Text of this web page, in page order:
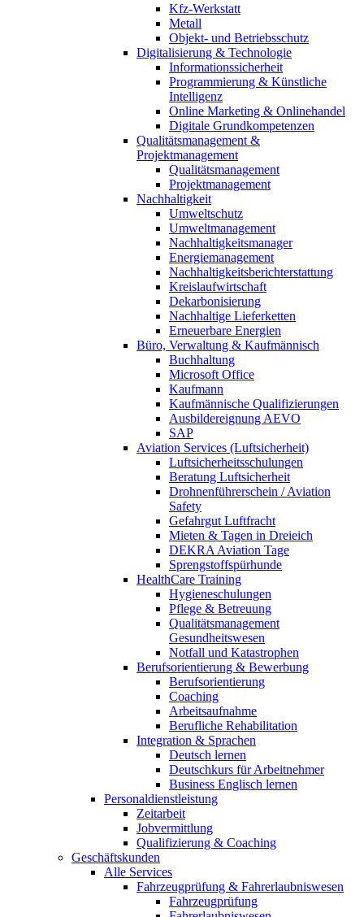
Kfz-Werkstatt
Metall
Objekt- und Betriebsschutz
Digitalisierung & Technologie
Informationssicherheit
Programmierung & Künstliche
Intelligenz
Online Marketing & Onlinehandel
Digitale Grundkompetenzen
Qualitätsmanagement &
Projektmanagement
Qualitätsmanagement
Projektmanagement
Nachhaltigkeit
Umweltschutz
Umweltmanagement
Nachhaltigkeitsmanager
Energiemanagement
Nachhaltigkeitsberichterstattung
Kreislaufwirtschaft
Dekarbonisierung
Nachhaltige Lieferketten
Erneuerbare Energien
Büro, Verwaltung & Kaufmännisch
Buchhaltung
Microsoft Office
Kaufmann
Kaufmännische Qualifizierungen
Ausbildereignung AEVO
SAP
Aviation Services (Luftsicherheit)
Luftsicherheitsschulungen
Beratung Luftsicherheit
Drohnenführerschein / Aviation
Safety
Gefahrgut Luftfracht
Mieten & Tagen in Dreieich
DEKRA Aviation Tage
Sprengstoffspürhunde
HealthCare Training
Hygieneschulungen
Pflege & Betreuung
Qualitätsmanagement
Gesundheitswesen
Notfall und Katastrophen
Berufsorientierung & Bewerbung
Berufsorientierung
Coaching
Arbeitsaufnahme
Berufliche Rehabilitation
Integration & Sprachen
Deutsch lernen
Deutschkurs für Arbeitnehmer
Business Englisch lernen
Personaldienstleistung
Zeitarbeit
Jobvermittlung
Qualifizierung & Coaching
Geschäftskunden
Alle Services
Fahrzeugprüfung & Fahrerlaubniswesen
Fahrzeugprüfung